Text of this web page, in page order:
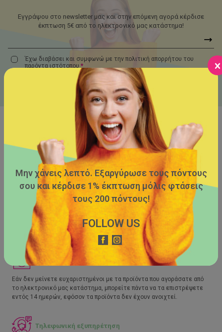
Εγγράψου στο newsletter μας και στην επόμενη αγορά κέρδισε
έκπτωση 5€ από το ηλεκτρονικό μας κατάστημα!
Έχω διαβάσει και συμφωνώ με την πολιτική απορρήτου του
παρόντα ιστότοπου *
Δωρεάν μεταφορικά
Κάνετε τις αγορές σας από το ηλεκτρονικό μας κατάστημα και
αποκτήσετε τη δυνατότητα δωρεάν μεταφορικών, εφόσον οι αγορές
σας ξεπερνούν τα €39,00.
Επιστροφή προϊόντων
Εάν δεν μείνετε ευχαριστημένοι με τα προϊόντα που αγοράσατε από
το ηλεκτρονικό μας κατάστημα, μπορείτε πάντα να τα επιστρέψετε
εντός 14 ημερών, εφόσον τα προϊόντα δεν έχουν ανοιχτεί.
Τηλεφωνική εξυπηρέτηση
Μην χάνεις λεπτό. Εξαργύρωσε τους πόντους
σου και κέρδισε 1% έκπτωση μόλις φτάσεις
τους 200 πόντους!
FOLLOW US